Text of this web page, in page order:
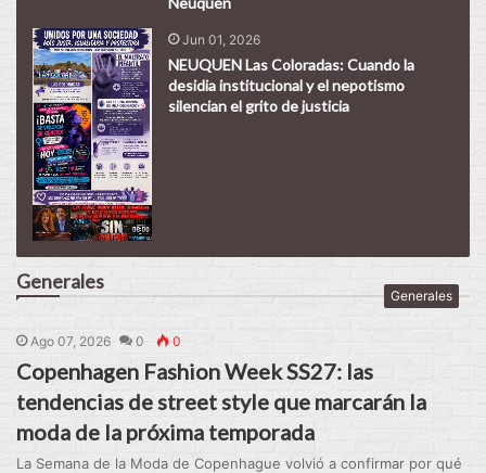
Jun 01, 2026
NEUQUEN Las Coloradas: Cuando la
desidia institucional y el nepotismo
silencian el grito de justicia
Generales
Generales
Ago 07, 2026 0 0
Copenhagen Fashion Week SS27: las
tendencias de street style que marcarán la
moda de la próxima temporada
La Semana de la Moda de Copenhague volvió a confirmar por qué